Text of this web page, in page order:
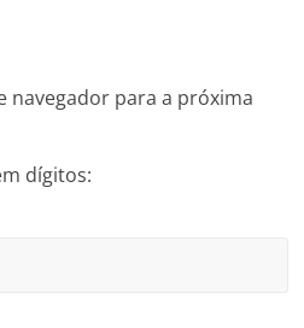
navegador para a próxima
dígitos: